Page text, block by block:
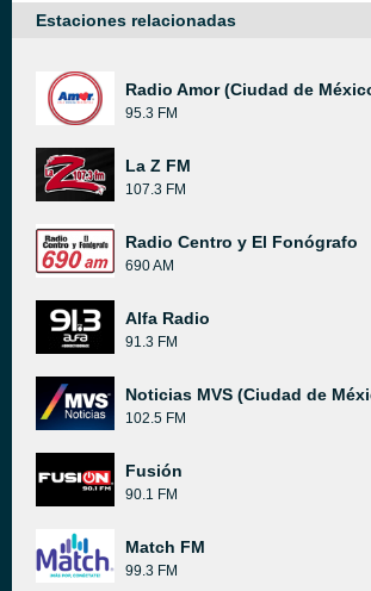
Estaciones relacionadas
Radio Amor (Ciudad de
95.3 FM
La Z FM
107.3 FM
Radio Centro y El Fonógrafo
690 AM
Alfa Radio
91.3 FM
Noticias MVS (Ciudad de
102.5 FM
Fusión
90.1 FM
Match FM
99.3 FM